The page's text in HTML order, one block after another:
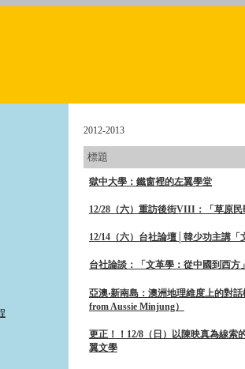
2012-2013
標題
獄中大學：鐵窗裡的左翼學堂
12/28（六）重訪後街VIII：「草原民
12/14（六）台社論壇│韓少功主講「
台社論談：「文革學：從中國到西方
亞澳‧新南島：澳洲地理維度上的對
from Aussie Minjung）
更正！！12/8（日）以陳映真為線索
翼文學